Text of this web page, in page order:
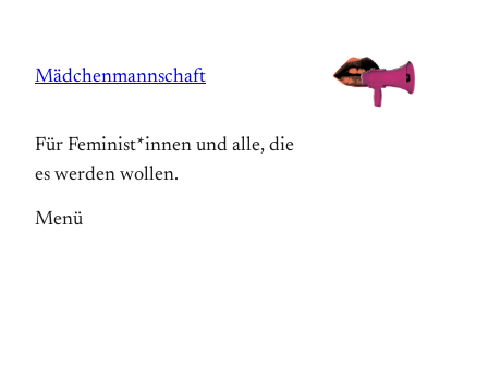
springen
Mädchenmannschaft
Für Feminist*innen und alle, die
es werden wollen.
Menü